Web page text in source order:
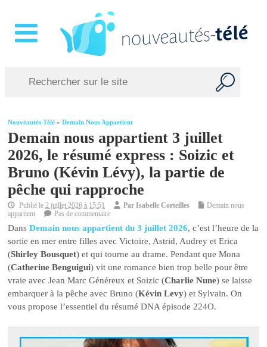
Nouveautés Télé »Demain Nous Appartient
Demain nous appartient 3 juillet
2026, le résumé express : Soizic et
Bruno (Kévin Lévy), la partie de
pêche qui rapproche
Publié le2 juillet 2026 à 15:51 ParIsabelle Corteilles
Demain nous
appartient
Pas de commentaire
DansDemain nous appartient du 3 juillet 2026, c’est l’heure de la
sortie en mer entre filles avec Victoire, Astrid, Audrey et Erica
(Shirley Bousquet) et qui tourne au drame. Pendant que Mona
(Catherine Benguigui) vit une romance bien trop belle pour être
vraie avec Jean Marc Généreux et Soizic (Charlie Nune) se laisse
embarquer à la pêche avec Bruno (Kévin Levy) et Sylvain. On
vous propose l’essentiel du résumé DNA épisode 224O.